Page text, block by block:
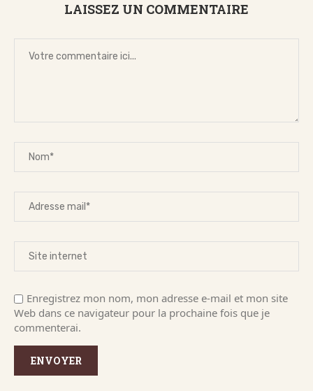
LAISSEZ UN COMMENTAIRE
Enregistrez mon nom, mon adresse e-mail et mon site
Web dans ce navigateur pour la prochaine fois que je
commenterai.